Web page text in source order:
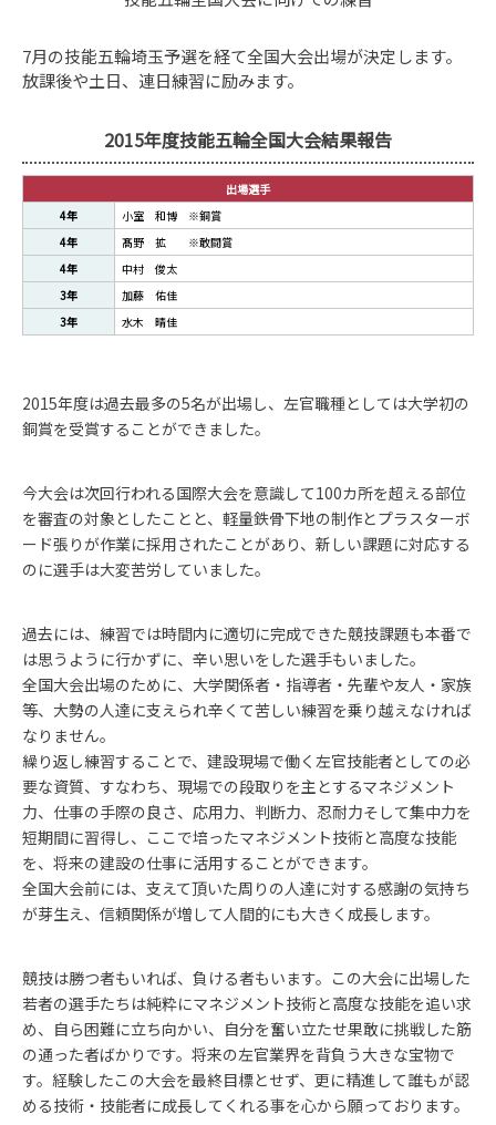
7月の技能五輪埼玉予選を経て全国大会出場が決定します。
放課後や土日、連日練習に励みます。
2015年度技能五輪全国大会結果報告
出場選手
4年
小室 和博 ※銅賞
4年
髙野 拡 ※敢闘賞
4年
中村 俊太
3年
加藤 佑佳
3年
水木 晴佳
2015年度は過去最多の5名が出場し、左官職種としては大学初の
銅賞を受賞することができました。
今大会は次回行われる国際大会を意識して100カ所を超える部位
を審査の対象としたことと、軽量鉄骨下地の制作とプラスターボ
ード張りが作業に採用されたことがあり、新しい課題に対応する
のに選手は大変苦労していました。
過去には、練習では時間内に適切に完成できた競技課題も本番で
は思うように行かずに、辛い思いをした選手もいました。
全国大会出場のために、大学関係者・指導者・先輩や友人・家族
等、大勢の人達に支えられ辛くて苦しい練習を乗り越えなければ
なりません。
繰り返し練習することで、建設現場で働く左官技能者としての必
要な資質、すなわち、現場での段取りを主とするマネジメント
力、仕事の手際の良さ、応用力、判断力、忍耐力そして集中力を
短期間に習得し、ここで培ったマネジメント技術と高度な技能
を、将来の建設の仕事に活用することができます。
全国大会前には、支えて頂いた周りの人達に対する感謝の気持ち
が芽生え、信頼関係が増して人間的にも大きく成長します。
競技は勝つ者もいれば、負ける者もいます。この大会に出場した
若者の選手たちは純粋にマネジメント技術と高度な技能を追い求
め、自ら困難に立ち向かい、自分を奮い立たせ果敢に挑戦した筋
の通った者ばかりです。将来の左官業界を背負う大きな宝物で
す。経験したこの大会を最終目標とせず、更に精進して誰もが認
める技術・技能者に成長してくれる事を心から願っております。